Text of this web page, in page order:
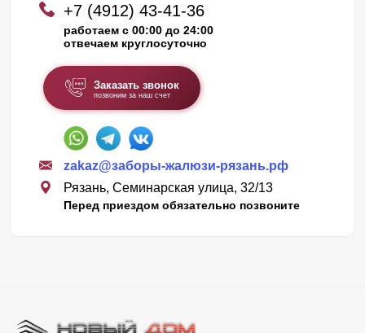
+7 (4912) 43-41-36
работаем с 00:00 до 24:00
отвечаем круглосуточно
Заказать звонок
позвоним за наш счет
zakaz@заборы-жалюзи-рязань.рф
Рязань, Семинарская улица, 32/13
Перед приездом обязательно позвоните